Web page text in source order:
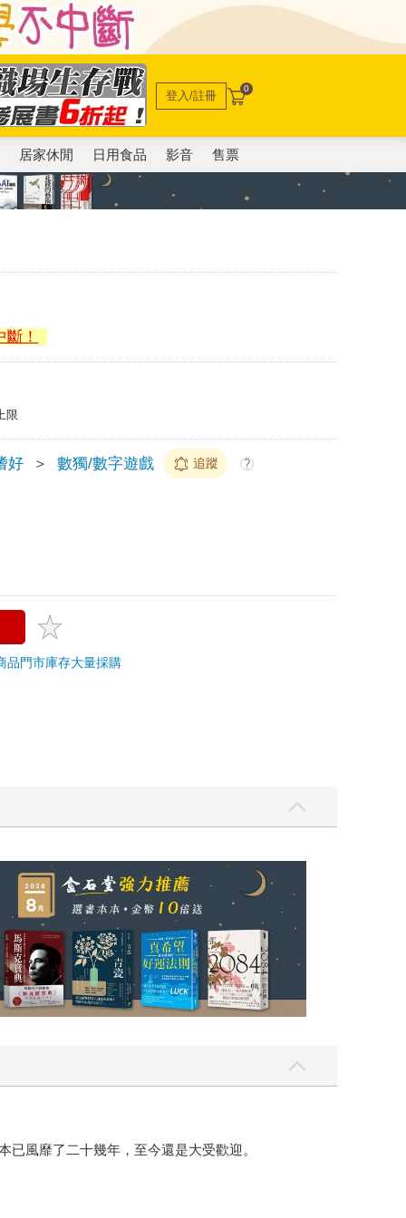
登入/註冊 0
居家休閒 日用食品 影音 售票
！
限
好 ＞ 數獨/數字遊戲 追蹤 ?
品門市庫存大量採購
風靡了二十幾年，至今還是大受歡迎。